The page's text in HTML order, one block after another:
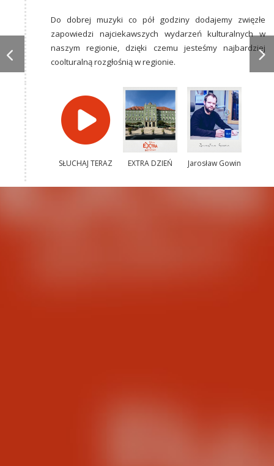
Do dobrej muzyki co pół godziny dodajemy zwięzłe
zapowiedzi najciekawszych wydarzeń kulturalnych w
naszym regionie, dzięki czemu jesteśmy najbardziej
coolturalną rozgłośnią w regionie.
SŁUCHAJ TERAZ EXTRA DZIEŃ Jarosław Gowin